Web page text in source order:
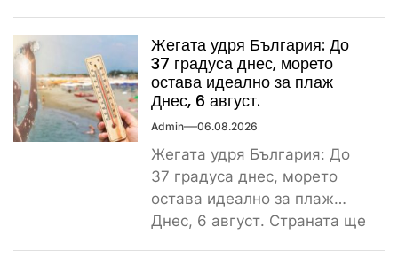
сутрин...
Жегата удря България: До
37 градуса днес, морето
остава идеално за плаж
Днес, 6 август.
Admin 06.08.2026
Жегата удря България: До
37 градуса днес, морето
остава идеално за плаж
Днес, 6 август. Страната ще